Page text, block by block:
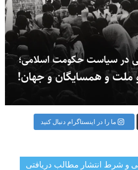
ما را در اینستاگرام دنبال کنید
شرط انتشار مطالب دریافتی